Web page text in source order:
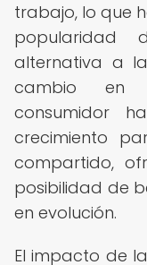
trabajo, lo que
popularidad
alternativa a
cambio en
consumidor
crecimiento
compartido,
posibilidad de
en evolución.
El impacto de